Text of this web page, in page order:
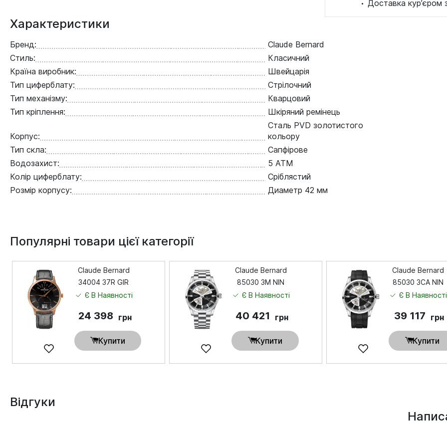
·Доставка кур’єром
Характеристики
Бренд:
Claude Bernard
Стиль:
Класичний
Країна виробник:
Швейцарія
Тип циферблату:
Стрілочний
Тип механізму:
Кварцовий
Тип кріплення:
Шкіряний ремінець
Корпус:
Сталь PVD золотистого
кольору
Тип скла:
Сапфірове
Водозахист:
5 ATM
Колір циферблату:
Сріблястий
Розмір корпусу:
Диаметр 42 мм
Популярні товари цієї категорії
Claude Bernard
34004 37R GIR
Є В Наявності
24 398 грн
Купити
Claude Bernard
85030 3M NIN
Є В Наявності
40 421 грн
Купити
Claude Bernard
85030 3CA NIN
Є В Наявності
39 117 грн
Купити
Відгуки